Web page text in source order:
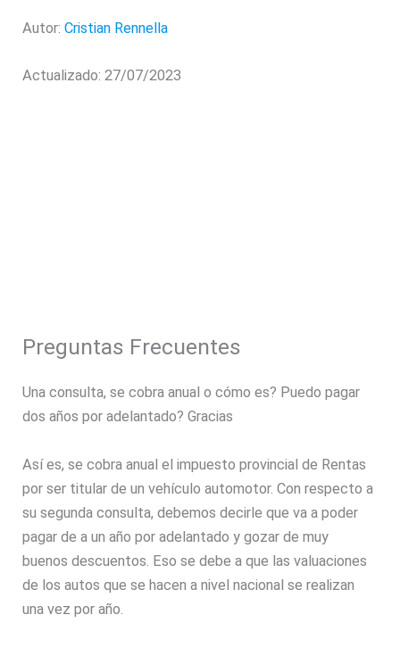
Autor:Cristian Rennella
Actualizado: 27/07/2023
Preguntas Frecuentes
Una consulta, se cobra anual o cómo es? Puedo pagar
dos años por adelantado? Gracias
Así es, se cobra anual el impuesto provincial de Rentas
por ser titular de un vehículo automotor. Con respecto a
su segunda consulta, debemos decirle que va a poder
pagar de a un año por adelantado y gozar de muy
buenos descuentos. Eso se debe a que las valuaciones
de los autos que se hacen a nivel nacional se realizan
una vez por año.